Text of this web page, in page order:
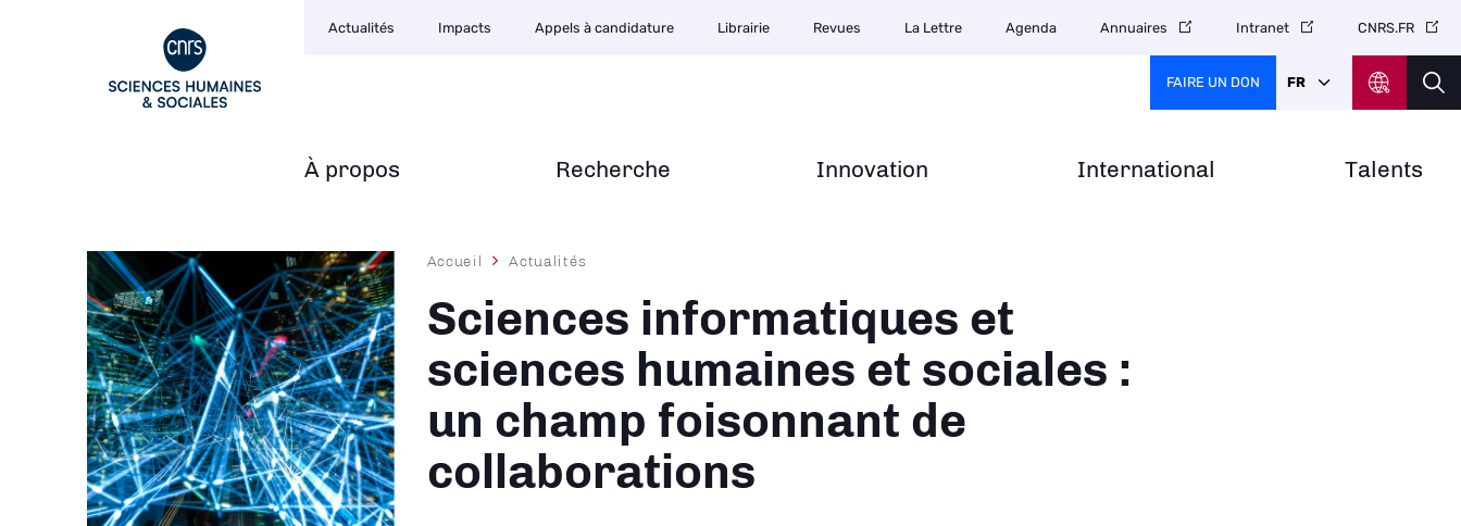
Navigation
À propos Recherche Innovation International Talents
secondaire
Actualités Impacts Appels à candidature Librairie Revues La Lettre Agenda Annuaires Intranet CNRS.FR
FAIRE UN DON FR
Fil
Accueil Actualités
Sciences informatiques et
sciences humaines et sociales :
un champ foisonnant de
collaborations